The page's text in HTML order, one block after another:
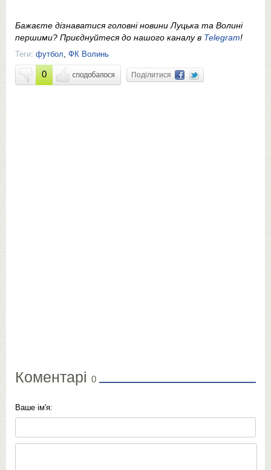
Бажаєте дізнаватися головні новини Луцька та Волині
першими? Приєднуйтеся до нашого каналу в Telegram!
Теги: футбол, ФК Волинь
0 Поділитися
Коментарі 0
Ваше ім'я: